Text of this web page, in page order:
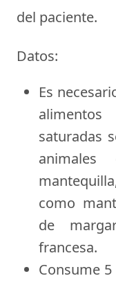
del paciente.
Datos:
Es
saturadas
como
de
francesa.
Consume